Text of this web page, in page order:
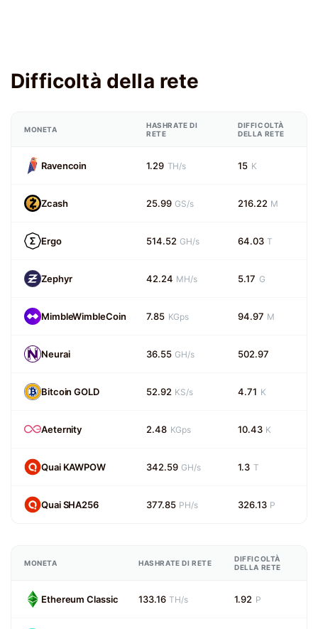
Difficoltà della rete
MONETA
HASHRATE DI
RETE
DIFFICOLTÀ
DELLA RETE
Ravencoin 1.29 TH/s 15 K
Zcash 25.99 GS/s 216.22 M
Ergo 514.52 GH/s 64.03 T
Zephyr 42.24 MH/s 5.17 G
MimbleWimbleCoin 7.85 KGps 94.97 M
Neurai 36.55 GH/s 502.97
Bitcoin GOLD 52.92 KS/s 4.71 K
Aeternity 2.48 KGps 10.43 K
Quai KAWPOW 342.59 GH/s 1.3 T
Quai SHA256 377.85 PH/s 326.13 P
MONETA HASHRATE DI RETE
DIFFICOLTÀ
DELLA RETE
Ethereum Classic 133.16 TH/s 1.92 P